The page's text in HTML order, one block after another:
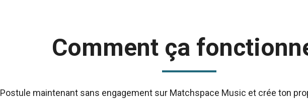
Comment ça
Postule maintenant sans engagement sur Matchspace Music et crée ton